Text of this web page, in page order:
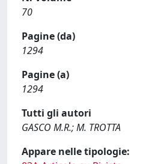
70
Pagine (da)
1294
Pagine (a)
1294
Tutti gli autori
GASCO M.R.; M. TROTTA
Appare nelle tipologie: